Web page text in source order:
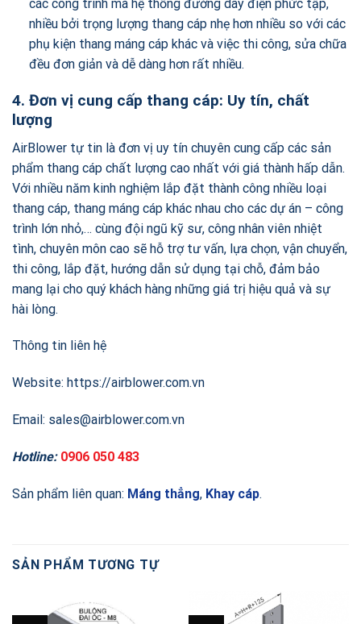
các công trình mà hệ thống đường dây điện phức tập,
nhiều bởi trọng lượng thang cáp nhẹ hơn nhiều so với các
phụ kiện thang máng cáp khác và việc thi công, sửa chữa
đều đơn giản và dễ dàng hơn rất nhiều.
4. Đơn vị cung cấp thang cáp: Uy tín, chất
lượng
AirBlower tự tin là đơn vị uy tín chuyên cung cấp các sản
phẩm thang cáp chất lượng cao nhất với giá thành hấp dẫn.
Với nhiều năm kinh nghiệm lắp đặt thành công nhiều loại
thang cáp, thang máng cáp khác nhau cho các dự án – công
trình lớn nhỏ,… cùng đội ngũ kỹ sư, công nhân viên nhiệt
tình, chuyên môn cao sẽ hỗ trợ tư vấn, lựa chọn, vận chuyển,
thi công, lắp đặt, hướng dẫn sử dụng tại chỗ, đảm bảo
mang lại cho quý khách hàng những giá trị hiệu quả và sự
hài lòng.
Thông tin liên hệ
Website: https://airblower.com.vn
Email: sales@airblower.com.vn
Hotline: 0906 050 483
Sản phẩm liên quan: Máng thẳng, Khay cáp.
SẢN PHẨM TƯƠNG TỰ